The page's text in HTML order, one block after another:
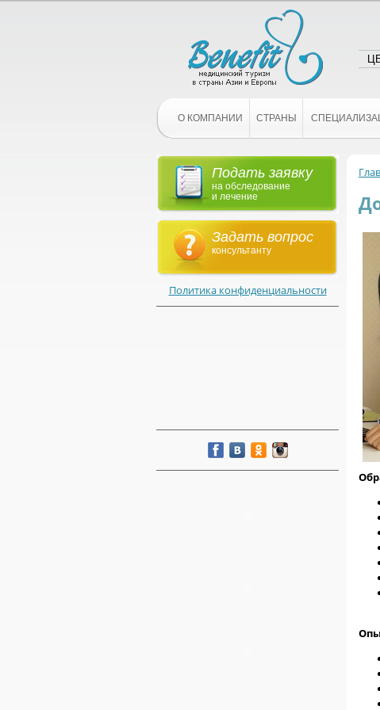
О КОМПАНИИ СТРАНЫ
Подать заявку
на обследование
и лечение
Задать вопрос
консультанту
Политика конфиденциальности